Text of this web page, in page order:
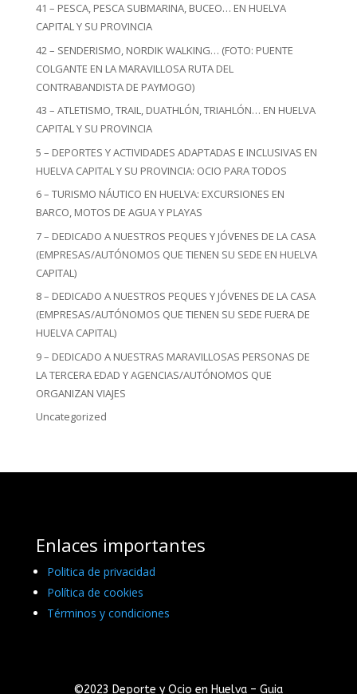
41 – PESCA, PESCA SUBMARINA, BUCEO… EN HUELVA
CAPITAL Y SU PROVINCIA
42 – SENDERISMO, NORDIK WALKING… (FOTO: PUENTE
COLGANTE EN LA MARAVILLOSA RUTA DEL
CONTRABANDISTA DE PAYMOGO)
43 – ATLETISMO, TRAIL, DUATHLÓN, TRIAHLÓN… EN HUELVA
CAPITAL Y SU PROVINCIA
5 – DEPORTES Y ACTIVIDADES ADAPTADAS E INCLUSIVAS EN
HUELVA CAPITAL Y SU PROVINCIA: OCIO PARA TODOS
6 – TURISMO NÁUTICO EN HUELVA: EXCURSIONES EN
BARCO, MOTOS DE AGUA Y PLAYAS
7 – DEDICADO A NUESTROS PEQUES Y JÓVENES DE LA CASA
(EMPRESAS/AUTÓNOMOS QUE TIENEN SU SEDE EN HUELVA
CAPITAL)
8 – DEDICADO A NUESTROS PEQUES Y JÓVENES DE LA CASA
(EMPRESAS/AUTÓNOMOS QUE TIENEN SU SEDE FUERA DE
HUELVA CAPITAL)
9 – DEDICADO A NUESTRAS MARAVILLOSAS PERSONAS DE
LA TERCERA EDAD Y AGENCIAS/AUTÓNOMOS QUE
ORGANIZAN VIAJES
Uncategorized
Enlaces importantes
Politica de privacidad
Política de cookies
Términos y condiciones
©2023 Deporte y Ocio en Huelva – Guia